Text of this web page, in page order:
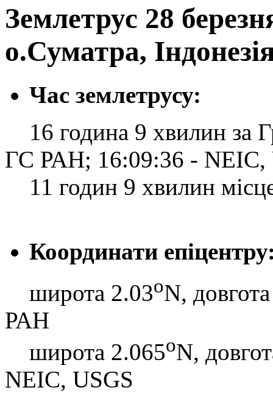
Землетрус 28
о.Суматра,
Час землетрусу:
16 година 9 хвилин за
ГС РАН; 16:09:36 - NEIC,
11 годин 9 хвилин
Координати
широта 2.03oN,
РАН
широта 2.065oN,
NEIC, USGS